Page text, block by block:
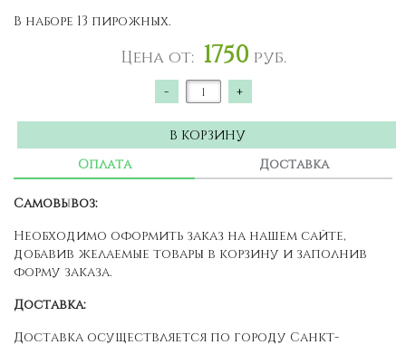
В наборе 13 пирожных.
Цена от: 1750 руб.
- +
В КОРЗИНУ
Оплата
Доставка
Самовывоз:
Необходимо оформить заказ на нашем сайте,
добавив желаемые товары в корзину и заполнив
форму заказа.
Доставка:
Доставка осуществляется по городу Санкт-